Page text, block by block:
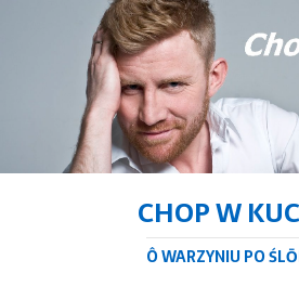
CHOP W
Ô WARZYNIU PO